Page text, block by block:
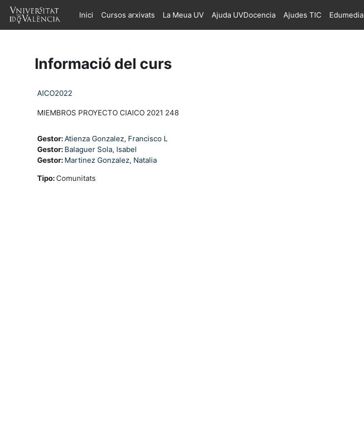
Ves al contingut principal
Inici
Cursos arxivats La Meua UV Ajuda UVDocencia Ajudes TIC Edumedia
Informació del curs
AICO2022
MIEMBROS PROYECTO CIAICO 2021 248
Gestor:Atienza Gonzalez, Francisco L
Gestor: Balaguer Sola, Isabel
Gestor: Martinez Gonzalez, Natalia
Tipo: Comunitats